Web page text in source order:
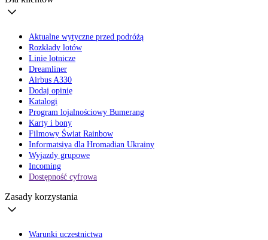
Aktualne wytyczne przed podróżą
Rozkłady lotów
Linie lotnicze
Dreamliner
Airbus A330
Dodaj opinię
Katalogi
Program lojalnościowy Bumerang
Karty i bony
Filmowy Świat Rainbow
Informatsiya dla Hromadian Ukrainy
Wyjazdy grupowe
Incoming
Dostępność cyfrowa
Zasady korzystania
Warunki uczestnictwa